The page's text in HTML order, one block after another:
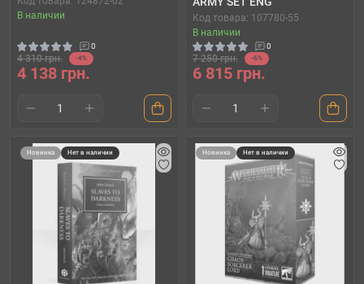
В наличии
0
4 310 грн. -4%
4 138 грн.
Код товара: 107780-55
В наличии
0
7 250 грн. -6%
6 815 грн.
Новинка Нет в наличии Новинка Нет в наличии